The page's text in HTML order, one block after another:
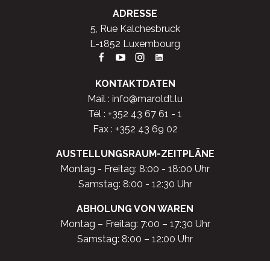
ADRESSE
5, Rue Kalchesbruck
L-1852 Luxembourg
KONTAKTDATEN
Mail : info@maroldt.lu
Tél : +352 43 67 61 - 1
Fax : +352 43 69 02
AUSTELLUNGSRAUM-ZEITPLÄNE
Montag - Freitag: 8:00 - 18:00 Uhr
Samstag: 8:00 - 12:30 Uhr
ABHOLUNG VON WAREN
Montag – Freitag: 7:00 – 17:30 Uhr
Samstag: 8:00 – 12:00 Uhr